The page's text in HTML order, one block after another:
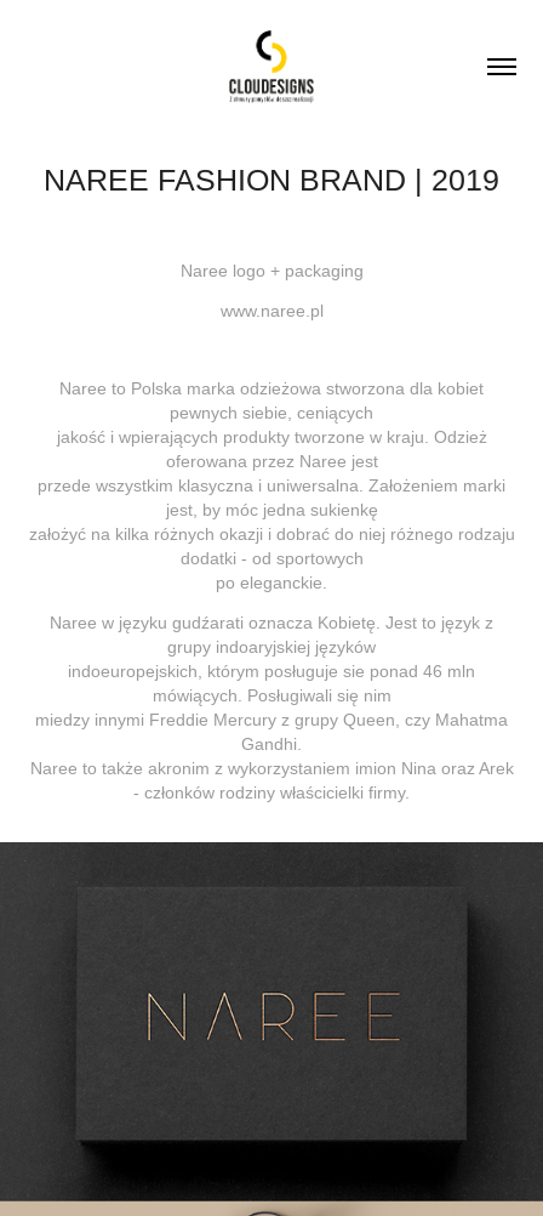
NAREE FASHION BRAND | 2019
Naree logo + packaging
www.naree.pl
Naree to Polska marka odzieżowa stworzona dla kobiet
pewnych siebie, ceniących
jakość i wpierających produkty tworzone w kraju. Odzież
oferowana przez Naree jest
przede wszystkim klasyczna i uniwersalna. Założeniem marki
jest, by móc jedna sukienkę
założyć na kilka różnych okazji i dobrać do niej różnego rodzaju
dodatki - od sportowych
po eleganckie.
Naree w języku gudźarati oznacza Kobietę. Jest to język z
grupy indoaryjskiej języków
indoeuropejskich, którym posługuje sie ponad 46 mln
mówiących. Posługiwali się nim
miedzy innymi Freddie Mercury z grupy Queen, czy Mahatma
Gandhi.
Naree to także akronim z wykorzystaniem imion Nina oraz Arek
- członków rodziny właścicielki firmy.